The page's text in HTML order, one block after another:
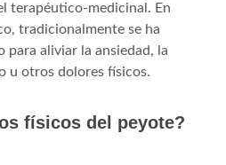
terapéutico-medicinal. En
tradicionalmente se ha
para aliviar la ansiedad, la
u otros dolores físicos.
físicos del peyote?